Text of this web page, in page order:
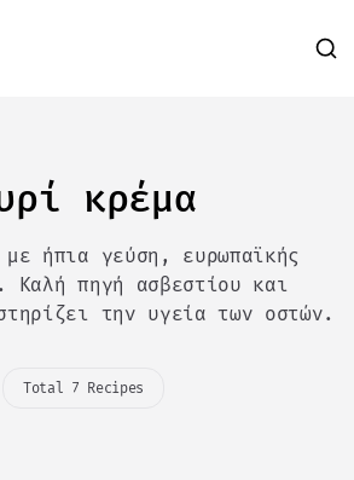
κρέμα
ήπια γεύση, ευρωπαϊκής
Καλή πηγή ασβεστίου και
την υγεία των οστών.
Total 7 Recipes